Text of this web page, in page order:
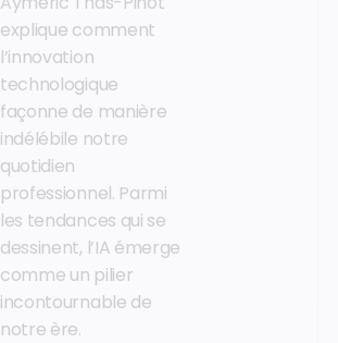
explique comment
l’innovation
technologique
façonne de manière
indélébile notre
quotidien
professionnel. Parmi
les tendances qui se
dessinent, l’IA émerge
comme un pilier
incontournable de
notre ère.